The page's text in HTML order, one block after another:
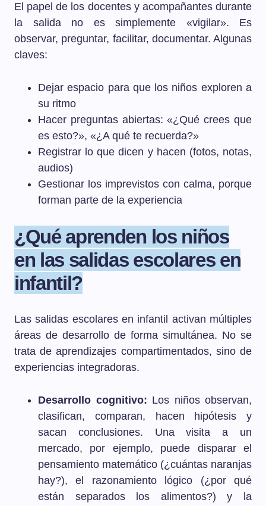
El papel de los docentes y acompañantes durante
la salida no es simplemente «vigilar». Es
observar, preguntar, facilitar, documentar. Algunas
claves:
Dejar espacio para que los niños exploren a
su ritmo
Hacer preguntas abiertas: «¿Qué crees que
es esto?», «¿A qué te recuerda?»
Registrar lo que dicen y hacen (fotos, notas,
audios)
Gestionar los imprevistos con calma, porque
forman parte de la experiencia
¿Qué aprenden los niños
en las salidas escolares en
infantil?
Las salidas escolares en infantil activan múltiples
áreas de desarrollo de forma simultánea. No se
trata de aprendizajes compartimentados, sino de
experiencias integradoras.
Desarrollo cognitivo: Los niños observan,
clasifican, comparan, hacen hipótesis y
sacan conclusiones. Una visita a un
mercado, por ejemplo, puede disparar el
pensamiento matemático (¿cuántas naranjas
hay?), el razonamiento lógico (¿por qué
están separados los alimentos?) y la